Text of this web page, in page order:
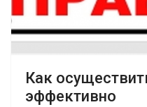
Как
эффективно